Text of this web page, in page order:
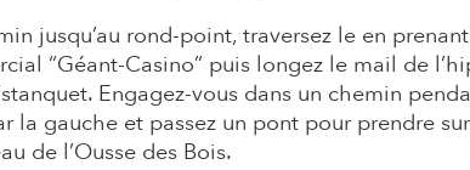
jusqu’au rond-point, traversez le en
“Géant-Casino” puis longez le mail de
Engagez-vous dans un chemin
la gauche et passez un pont pour prendre
de l’Ousse des Bois.​